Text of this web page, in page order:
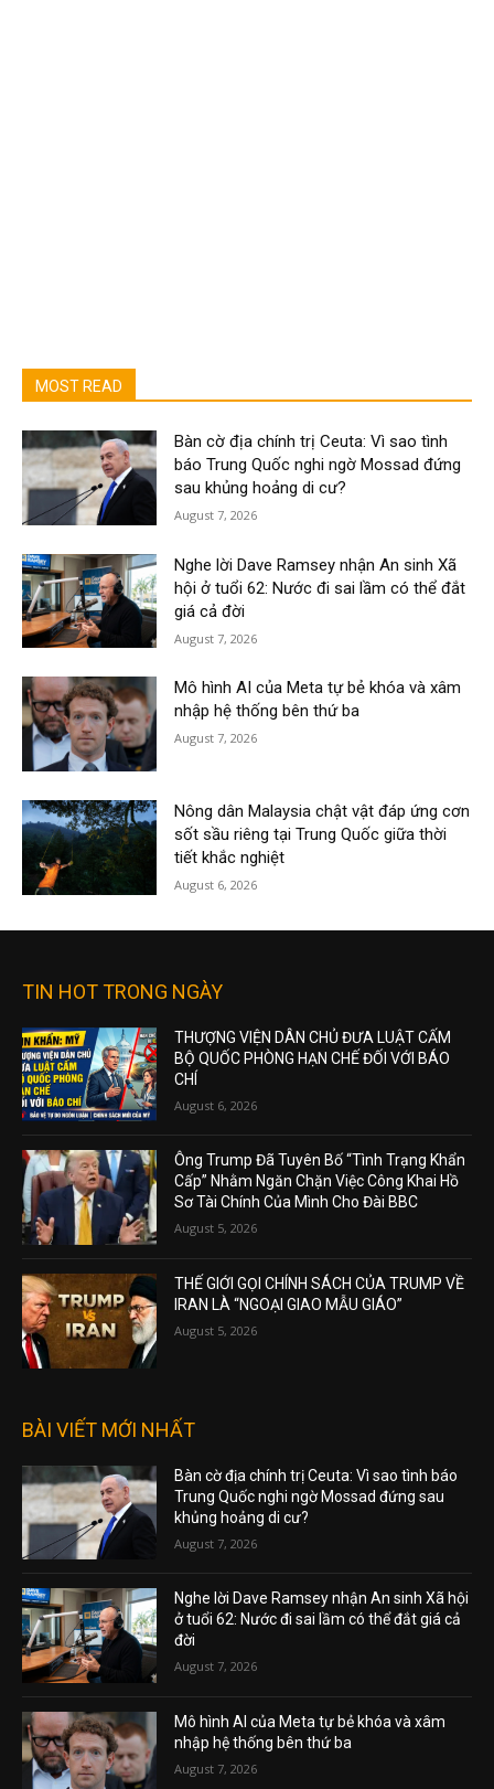
MOST READ
Bàn cờ địa chính trị Ceuta: Vì sao tình
báo Trung Quốc nghi ngờ Mossad đứng
sau khủng hoảng di cư?
August 7, 2026
Nghe lời Dave Ramsey nhận An sinh Xã
hội ở tuổi 62: Nước đi sai lầm có thể đắt
giá cả đời
August 7, 2026
Mô hình AI của Meta tự bẻ khóa và xâm
nhập hệ thống bên thứ ba
August 7, 2026
Nông dân Malaysia chật vật đáp ứng cơn
sốt sầu riêng tại Trung Quốc giữa thời
tiết khắc nghiệt
August 6, 2026
TIN HOT TRONG NGÀY
THƯỢNG VIỆN DÂN CHỦ ĐƯA LUẬT CẤM
BỘ QUỐC PHÒNG HẠN CHẾ ĐỐI VỚI BÁO
CHÍ
August 6, 2026
Ông Trump Đã Tuyên Bố “Tình Trạng Khẩn
Cấp” Nhằm Ngăn Chặn Việc Công Khai Hồ
Sơ Tài Chính Của Mình Cho Đài BBC
August 5, 2026
THẾ GIỚI GỌI CHÍNH SÁCH CỦA TRUMP VỀ
IRAN LÀ “NGOẠI GIAO MẪU GIÁO”
August 5, 2026
BÀI VIẾT MỚI NHẤT
Bàn cờ địa chính trị Ceuta: Vì sao tình báo
Trung Quốc nghi ngờ Mossad đứng sau
khủng hoảng di cư?
August 7, 2026
Nghe lời Dave Ramsey nhận An sinh Xã hội
ở tuổi 62: Nước đi sai lầm có thể đắt giá cả
đời
August 7, 2026
Mô hình AI của Meta tự bẻ khóa và xâm
nhập hệ thống bên thứ ba
August 7, 2026